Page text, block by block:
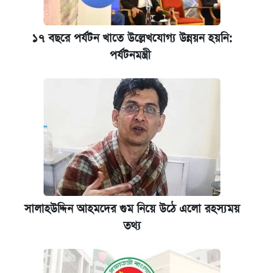
১৭ বছরে পর্যটন খাতে উল্লেখযোগ্য উন্নয়ন হয়নি:
পর্যটনমন্ত্রী
সালাহউদ্দিন আহমদের গুম নিয়ে উঠে এলো রহস্যময়
তথ্য